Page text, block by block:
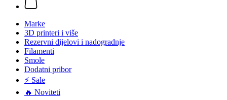
Marke
3D printeri i više
Rezervni dijelovi i nadogradnje
Filamenti
Smole
Dodatni pribor
⚡ Sale
🔥 Noviteti